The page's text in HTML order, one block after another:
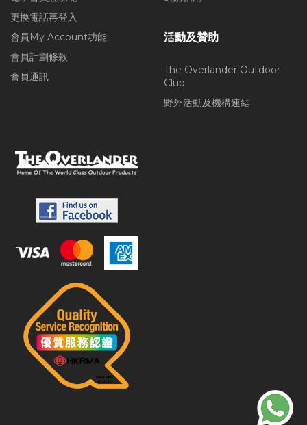
更換電話再登入
會員My Account功能
會員計劃條款
會員通訊
活動及贊助
The Overlander Outdoor
Club
野外活動及機構連結